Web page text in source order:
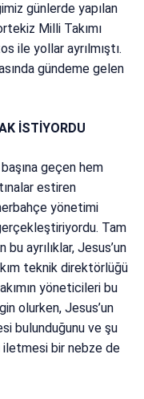
günlerde yapılan
Milli Takımı
ile yollar ayrılmıştı.
gündeme gelen
İSTİYORDU
geçen hem
estiren
yönetimi
Tam
ayrılıklar, Jesus’un
teknik direktörlüğü
yöneticileri bu
olurken, Jesus’un
bulunduğunu ve şu
iletmesi bir nebze de